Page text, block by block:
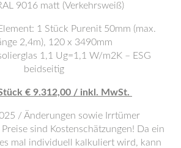
9016 matt (Verkehrsweiß)
1 Stück Purenit 50mm (max.
2,4m), 120 x 3490mm
1,1 Ug=1,1 W/m2K – ESG
beidseitig
€ 9.312,00 / inkl. MwSt.
/ Änderungen sowie Irrtümer
sind Kostenschätzungen! Da ein
mal individuell kalkuliert wird, kann